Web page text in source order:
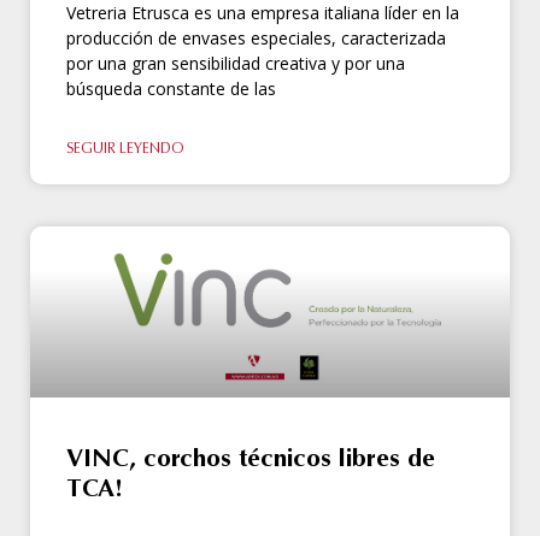
Vetreria Etrusca es una empresa italiana líder en la
producción de envases especiales, caracterizada
por una gran sensibilidad creativa y por una
búsqueda constante de las
SEGUIR LEYENDO
VINC, corchos técnicos libres de
TCA!